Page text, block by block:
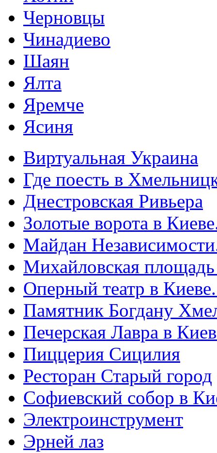
Черновцы
Чинадиево
Шаян
Ялта
Яремче
Ясиня
Виртуальная Украина
Где поесть в
Днестровская Ривьера
Золотые ворота в
Майдан
Михайловская
Оперный театр в
Памятник Богдану
Печерская Лавра в
Пиццерия Сицилия
Ресторан Старый город
Софиевский собор в
Электроинструмент
Эрней лаз